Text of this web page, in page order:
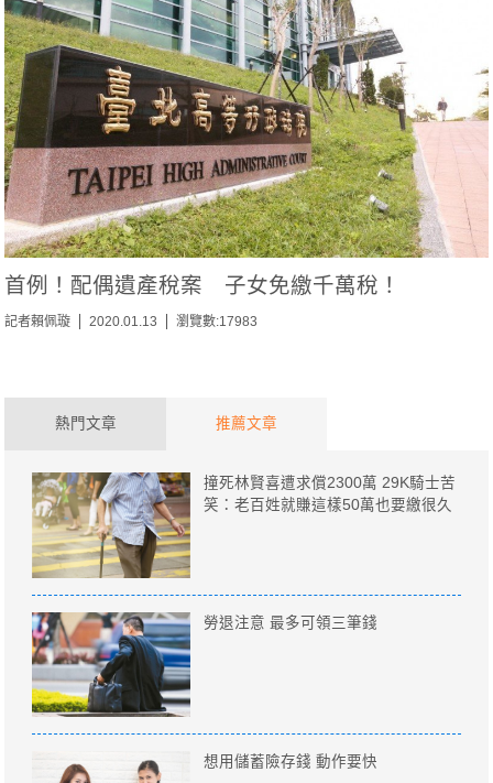
首例！配偶遺產稅案 子女免繳千萬稅！
記者賴佩璇 2020.01.13 瀏覽數:17983
熱門文章 推薦文章
撞死林賢喜遭求償2300萬 29K騎士苦
笑：老百姓就賺這樣50萬也要繳很久
勞退注意 最多可領三筆錢
想用儲蓄險存錢 動作要快